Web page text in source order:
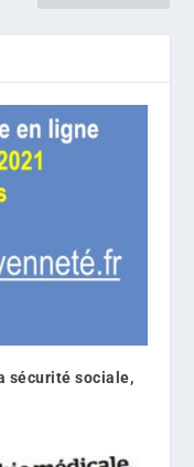
sécurité sociale,